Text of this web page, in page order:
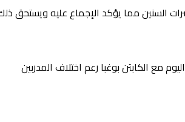
السنين مما يؤكد الإجماع عليه ويستحق
مع الكابتن بوغبا رعم اختلاف المدربين